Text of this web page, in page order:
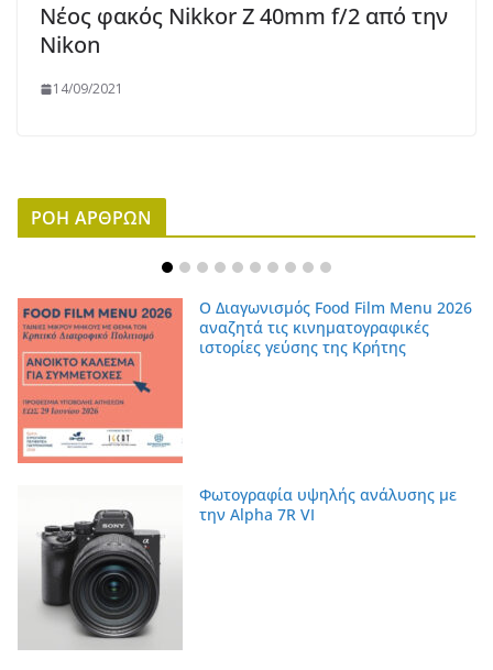
Νέος φακός Nikkor Z 40mm f/2 από την
Nikon
14/09/2021
ΡΟΗ ΑΡΘΡΩΝ
Ο Διαγωνισμός Food Film Menu 2026
αναζητά τις κινηματογραφικές
ιστορίες γεύσης της Κρήτης
Φωτογραφία υψηλής ανάλυσης με
την Alpha 7R VI